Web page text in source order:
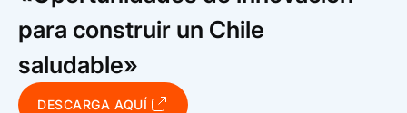
para construir un Chile
saludable»
DESCARGA AQUÍ